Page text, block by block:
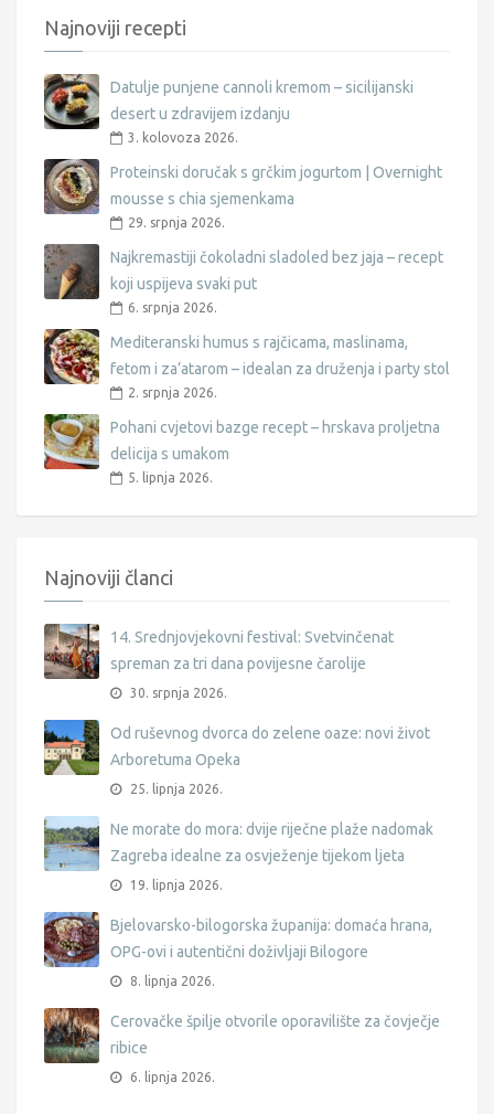
Najnoviji recepti
Datulje punjene cannoli kremom – sicilijanski
desert u zdravijem izdanju
3. kolovoza 2026.
Proteinski doručak s grčkim jogurtom | Overnight
mousse s chia sjemenkama
29. srpnja 2026.
Najkremastiji čokoladni sladoled bez jaja – recept
koji uspijeva svaki put
6. srpnja 2026.
Mediteranski humus s rajčicama, maslinama,
fetom i za’atarom – idealan za druženja i party stol
2. srpnja 2026.
Pohani cvjetovi bazge recept – hrskava proljetna
delicija s umakom
5. lipnja 2026.
Najnoviji članci
14. Srednjovjekovni festival: Svetvinčenat
spreman za tri dana povijesne čarolije
30. srpnja 2026.
Od ruševnog dvorca do zelene oaze: novi život
Arboretuma Opeka
25. lipnja 2026.
Ne morate do mora: dvije riječne plaže nadomak
Zagreba idealne za osvježenje tijekom ljeta
19. lipnja 2026.
Bjelovarsko-bilogorska županija: domaća hrana,
OPG-ovi i autentični doživljaji Bilogore
8. lipnja 2026.
Cerovačke špilje otvorile oporavilište za čovječje
ribice
6. lipnja 2026.